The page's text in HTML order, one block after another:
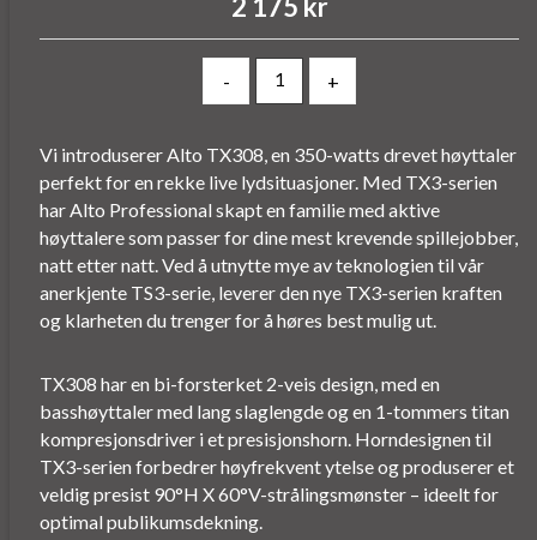
2 175 kr
- +
Vi introduserer Alto TX308, en 350-watts drevet høyttaler
perfekt for en rekke live lydsituasjoner. Med TX3-serien
har Alto Professional skapt en familie med aktive
høyttalere som passer for dine mest krevende spillejobber,
natt etter natt. Ved å utnytte mye av teknologien til vår
anerkjente TS3-serie, leverer den nye TX3-serien kraften
og klarheten du trenger for å høres best mulig ut.
TX308 har en bi-forsterket 2-veis design, med en
basshøyttaler med lang slaglengde og en 1-tommers titan
kompresjonsdriver i et presisjonshorn. Horndesignen til
TX3-serien forbedrer høyfrekvent ytelse og produserer et
veldig presist 90°H X 60°V-strålingsmønster – ideelt for
optimal publikumsdekning.